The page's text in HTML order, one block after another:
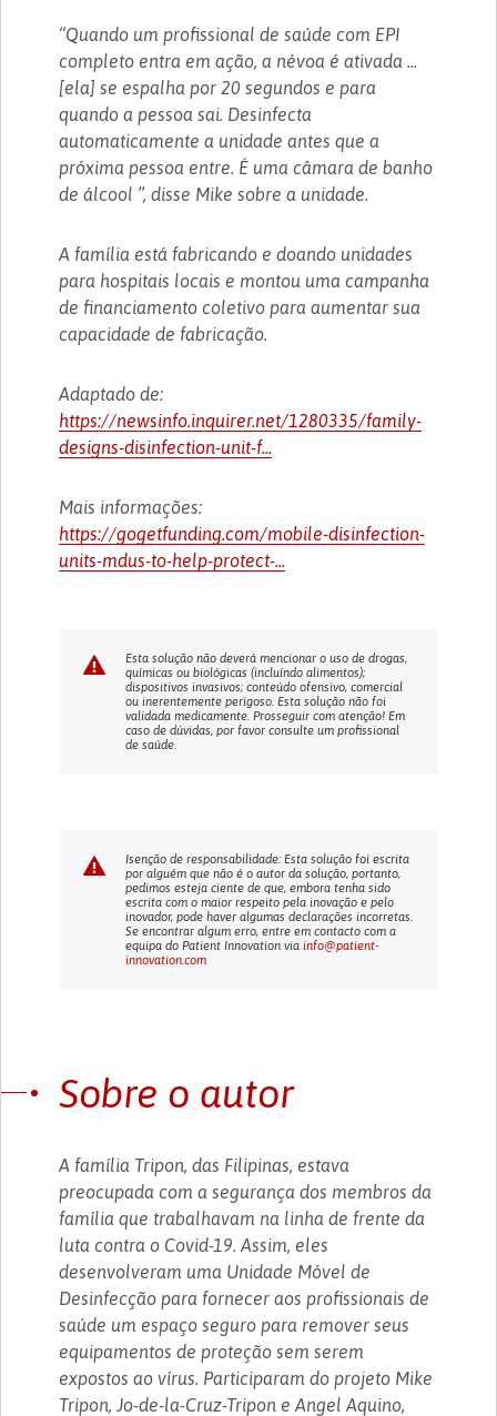
“Quando um profissional de saúde com EPI
completo entra em ação, a névoa é ativada ...
[ela] se espalha por 20 segundos e para
quando a pessoa sai. Desinfecta
automaticamente a unidade antes que a
próxima pessoa entre. É uma câmara de banho
de álcool ”, disse Mike sobre a unidade.
A família está fabricando e doando unidades
para hospitais locais e montou uma campanha
de financiamento coletivo para aumentar sua
capacidade de fabricação.
Adaptado de:
https://newsinfo.inquirer.net/1280335/family-
designs-disinfection-unit-f...
Mais informações:
https://gogetfunding.com/mobile-disinfection-
units-mdus-to-help-protect-...
Esta solução não deverá mencionar o uso de drogas,
químicas ou biológicas (incluíndo alimentos);
dispositivos invasivos; conteúdo ofensivo, comercial
ou inerentemente perigoso. Esta solução não foi
validada medicamente. Prosseguir com atenção! Em
caso de dúvidas, por favor consulte um profissional
de saúde.
Isenção de responsabilidade: Esta solução foi escrita
por alguém que não é o autor da solução, portanto,
pedimos esteja ciente de que, embora tenha sido
escrita com o maior respeito pela inovação e pelo
inovador, pode haver algumas declarações incorretas.
Se encontrar algum erro, entre em contacto com a
equipa do Patient Innovation viainfo@patient-
innovation.com
Sobre o autor
A família Tripon, das Filipinas, estava
preocupada com a segurança dos membros da
família que trabalhavam na linha de frente da
luta contra o Covid-19. Assim, eles
desenvolveram uma Unidade Móvel de
Desinfecção para fornecer aos profissionais de
saúde um espaço seguro para remover seus
equipamentos de proteção sem serem
expostos ao vírus. Participaram do projeto Mike
Tripon, Jo-de-la-Cruz-Tripon e Angel Aquino,